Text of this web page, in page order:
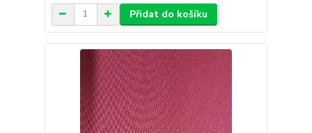
Přidat do košíku